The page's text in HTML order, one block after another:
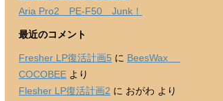
Aria Pro2 PE-F50 Junk！
最近のコメント
Fresher LP復活計画5 に BeesWax
COCOBEE より
Flesher LP復活計画2 に おがわ より